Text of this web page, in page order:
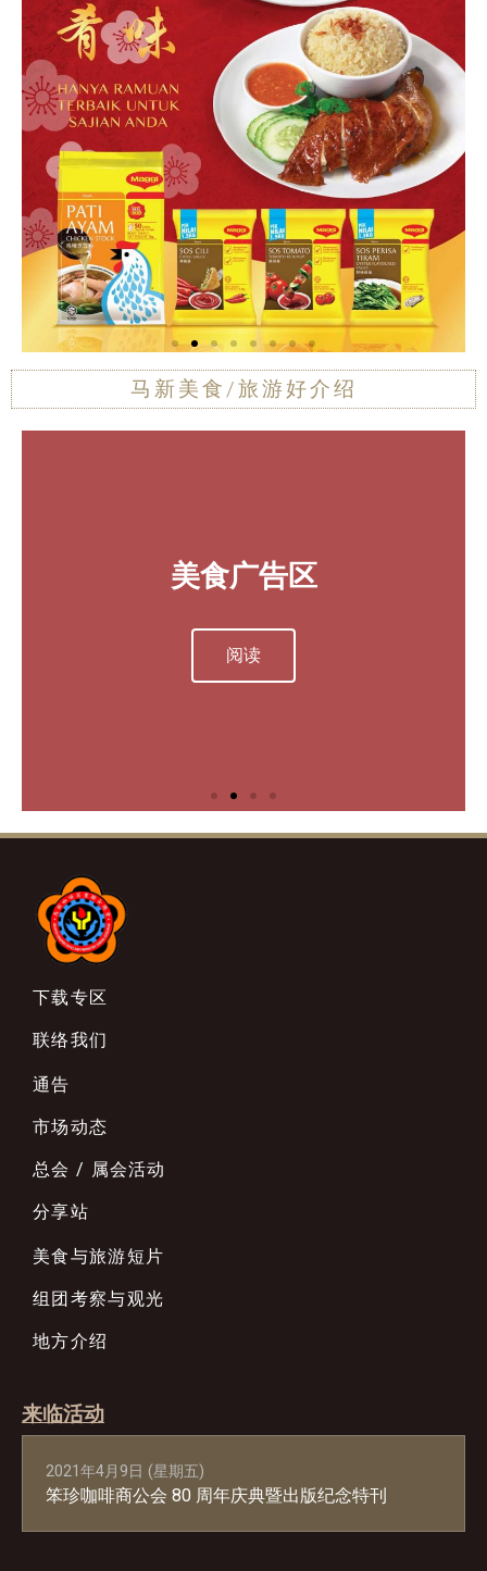
马新美食/旅游好介绍
美食广告区
阅读
旅游广告区
阅读
特别介绍
阅读
请致电 603-20321055
(Brandon / Tony)
或
美食广告区
阅读
旅游广告区
阅读
特别介绍
阅读
请致电 603-20321055
(Brandon / Tony)
或
美食广告区
阅读
旅游广告区
阅读
特别介绍
阅读
请致电 603-20321055
(Brandon / Tony)
或
下载专区
联络我们
通告
市场动态
总会 / 属会活动
分享站
美食与旅游短片
组团考察与观光
地方介绍
来临活动
2021年4月9日 (星期五)
笨珍咖啡商公会 80 周年庆典暨出版纪念特刊